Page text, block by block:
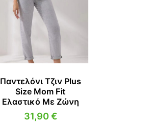
Παντελόνι Τζιν Plus
Size Mom Fit
Ελαστικό Με Ζώνη
31,90 €